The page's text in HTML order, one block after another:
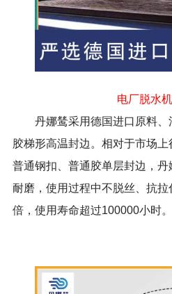
电厂脱水
丹娜鸶采用德国进口原料
胶梯形高温封边。相对于市场上
普通钢扣、普通胶单层封边，
耐磨，使用过程中不脱丝、抗
倍，使用寿命超过100000小时。